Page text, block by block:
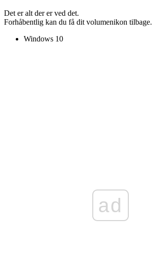
Det er alt der er ved det.
Forhåbentlig kan du få dit volumenikon tilbage.
Windows 10
ad